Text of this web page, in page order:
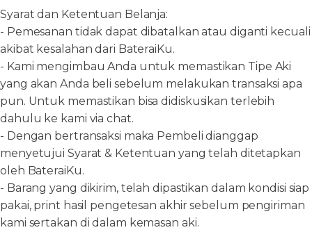
Syarat dan Ketentuan Belanja:
- Pemesanan tidak dapat dibatalkan atau diganti kecuali
akibat kesalahan dari BateraiKu.
- Kami mengimbau Anda untuk memastikan Tipe Aki
yang akan Anda beli sebelum melakukan transaksi apa
pun. Untuk memastikan bisa didiskusikan terlebih
dahulu ke kami via chat.
- Dengan bertransaksi maka Pembeli dianggap
menyetujui Syarat & Ketentuan yang telah ditetapkan
oleh BateraiKu.
- Barang yang dikirim, telah dipastikan dalam kondisi siap
pakai, print hasil pengetesan akhir sebelum pengiriman
kami sertakan di dalam kemasan aki.